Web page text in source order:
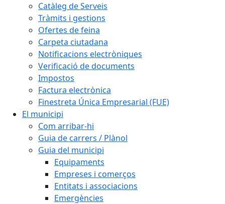
Catàleg de Serveis
Tràmits i gestions
Ofertes de feina
Carpeta ciutadana
Notificacions electròniques
Verificació de documents
Impostos
Factura electrònica
Finestreta Única Empresarial (FUE)
El municipi
Com arribar-hi
Guia de carrers / Plànol
Guia del municipi
Equipaments
Empreses i comerços
Entitats i associacions
Emergències